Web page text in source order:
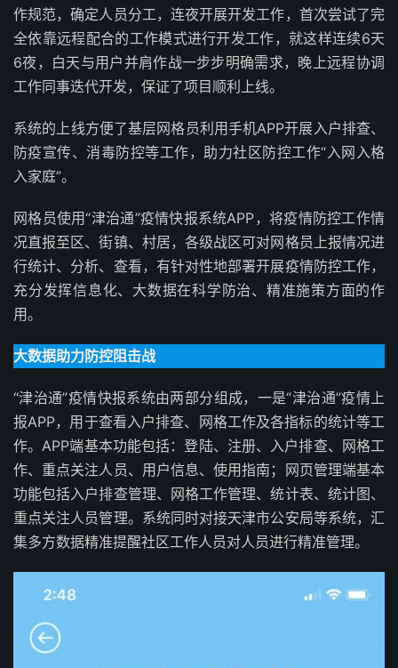
作规范，确定人员分工，连夜开展开发工作，首次尝试了完
全依靠远程配合的工作模式进行开发工作，就这样连续6天
6夜，白天与用户并肩作战一步步明确需求，晚上远程协调
工作同事迭代开发，保证了项目顺利上线。
系统的上线方便了基层网格员利用手机APP开展入户排查、
防疫宣传、消毒防控等工作，助力社区防控工作“入网入格
入家庭”。
网格员使用“津治通”疫情快报系统APP，将疫情防控工作情
况直报至区、街镇、村居，各级战区可对网格员上报情况进
行统计、分析、查看，有针对性地部署开展疫情防控工作，
充分发挥信息化、大数据在科学防治、精准施策方面的作
用。
大数据助力防控阻击战
“津治通”疫情快报系统由两部分组成，一是“津治通”疫情上
报APP，用于查看入户排查、网格工作及各指标的统计等工
作。APP端基本功能包括：登陆、注册、入户排查、网格工
作、重点关注人员、用户信息、使用指南；网页管理端基本
功能包括入户排查管理、网格工作管理、统计表、统计图、
重点关注人员管理。系统同时对接天津市公安局等系统，汇
集多方数据精准提醒社区工作人员对人员进行精准管理。